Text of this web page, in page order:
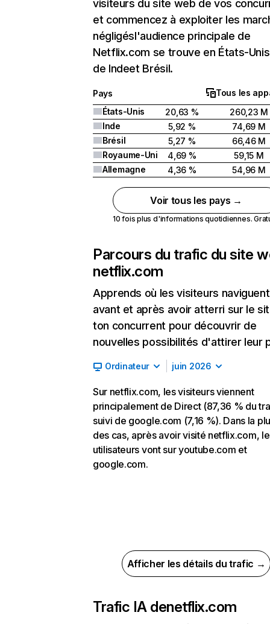
visiteurs du site web de vos
et commencez à exploiter les
négligésl'audience principale de
Netflix.com se trouve en États-
de Indeet Brésil.
Pays
Tous les
États-Unis
20,63 %
260,23 M
Inde
5,92 %
74,69 M
Brésil
5,27 %
66,46 M
Royaume-Uni
4,69 %
59,15 M
Allemagne
4,36 % 54,96 M
Voir tous les pays →
10 fois plus d'informations quotidiennes.
Parcours du trafic du site
netflix.com
Apprends où les visiteurs naviguent
avant et après avoir atterri sur le
ton concurrent pour découvrir de
nouvelles possibilités d'attirer leur
Ordinateur juin 2026
Sur netflix.com, les visiteurs viennent
principalement de Direct (87,36 % du
suivi de google.com (7,16 %). Dans la
des cas, après avoir visité netflix.com,
utilisateurs vont sur youtube.com et
google.com.
Afficher les détails du trafic →
Trafic IA denetflix.com